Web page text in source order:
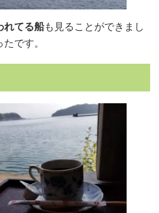
れてる船も見ることができまし
です。